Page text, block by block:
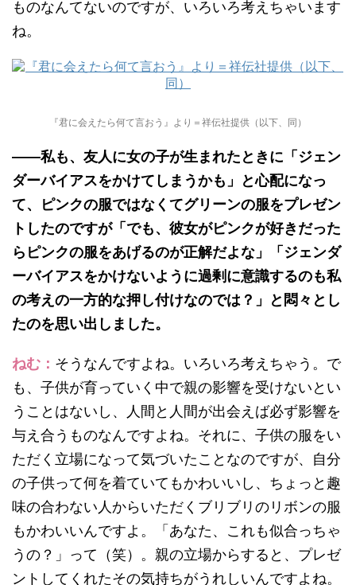
ものなんてないのですが、いろいろ考えちゃいます
ね。
『君に会えたら何て言おう』より＝祥伝社提供（以下、同）
——私も、友人に女の子が生まれたときに「ジェン
ダーバイアスをかけてしまうかも」と心配になっ
て、ピンクの服ではなくてグリーンの服をプレゼン
トしたのですが「でも、彼女がピンクが好きだった
らピンクの服をあげるのが正解だよな」「ジェンダ
ーバイアスをかけないように過剰に意識するのも私
の考えの一方的な押し付けなのでは？」と悶々とし
たのを思い出しました。
ねむ： そうなんですよね。いろいろ考えちゃう。で
も、子供が育っていく中で親の影響を受けないとい
うことはないし、人間と人間が出会えば必ず影響を
与え合うものなんですよね。それに、子供の服をい
ただく立場になって気づいたことなのですが、自分
の子供って何を着ていてもかわいいし、ちょっと趣
味の合わない人からいただくブリブリのリボンの服
もかわいいんですよ。「あなた、これも似合っちゃ
うの？」って（笑）。親の立場からすると、プレゼ
ントしてくれたその気持ちがうれしいんですよね。